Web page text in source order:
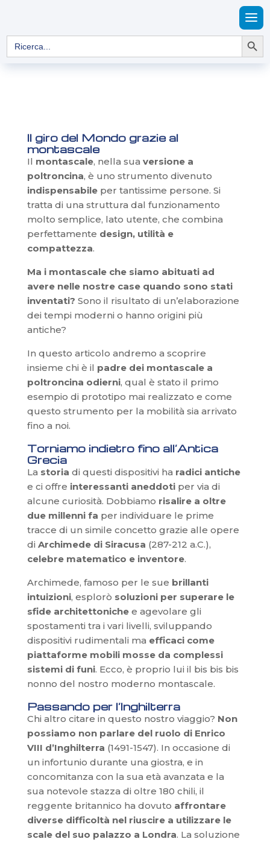
Search
for:
Search Button
Il giro del Mondo grazie al
montascale
Il montascale, nella sua versione a
poltroncina, è uno strumento divenuto
indispensabile per tantissime persone. Si
tratta di una struttura dal funzionamento
molto semplice, lato utente, che combina
perfettamente design, utilità e
compattezza.
Ma i montascale che siamo abituati ad
avere nelle nostre case quando sono stati
inventati? Sono il risultato di un’elaborazione
dei tempi moderni o hanno origini più
antiche?
In questo articolo andremo a scoprire
insieme chi è il padre dei montascale a
poltroncina odierni, qual è stato il primo
esempio di prototipo mai realizzato e come
questo strumento per la mobilità sia arrivato
fino a noi.
Torniamo indietro fino all’Antica
Grecia
La storia di questi dispositivi ha radici antiche
e ci offre interessanti aneddotiper via di
alcune curiosità. Dobbiamo risalire a oltre
due millenni fa per individuare le prime
tracce di un simile concetto grazie alle opere
di Archimede di Siracusa (287-212 a.C.),
celebre matematico e inventore.
Archimede, famoso per le sue brillanti
intuizioni, esplorò soluzioni per superare le
sfide architettonichee agevolare gli
spostamenti tra i vari livelli, sviluppando
dispositivi rudimentali ma efficaci come
piattaforme mobili mosse da complessi
sistemi di funi. Ecco, è proprio lui il bis bis bis
nonno del nostro moderno montascale.
Passando per l’Inghilterra
Chi altro citare in questo nostro viaggio? Non
possiamo non parlare del ruolo di Enrico
VIII d’Inghilterra (1491-1547). In occasione di
un infortunio durante una giostra, e in
concomitanza con la sua età avanzata e la
sua notevole stazza di oltre 180 chili, il
reggente britannico ha dovuto affrontare
diverse difficoltà nel riuscire a utilizzare le
scale del suo palazzo a Londra. La soluzione